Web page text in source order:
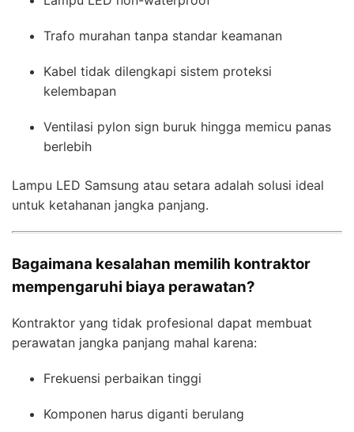
Trafo murahan tanpa standar keamanan
Kabel tidak dilengkapi sistem proteksi
kelembapan
Ventilasi pylon sign buruk hingga memicu panas
berlebih
Lampu LED Samsung atau setara adalah solusi ideal
untuk ketahanan jangka panjang.
Bagaimana kesalahan memilih kontraktor
mempengaruhi biaya perawatan?
Kontraktor yang tidak profesional dapat membuat
perawatan jangka panjang mahal karena:
Frekuensi perbaikan tinggi
Komponen harus diganti berulang